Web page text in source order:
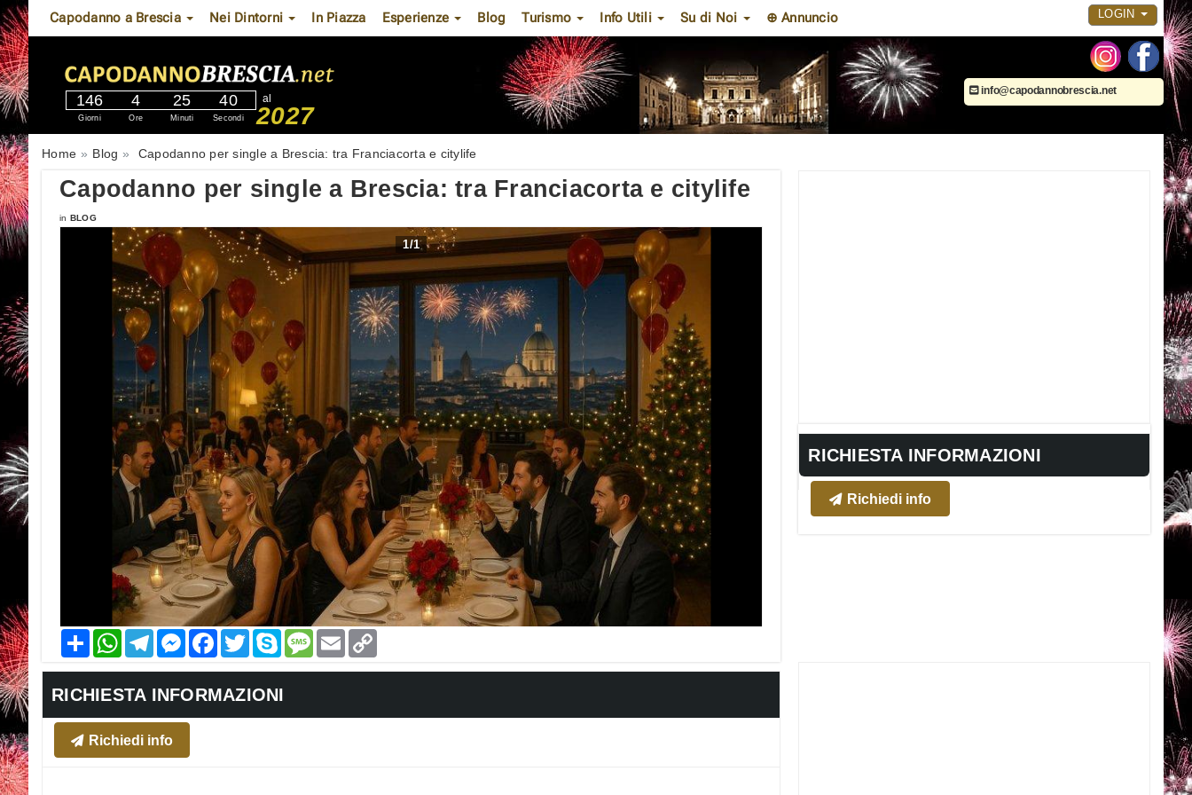
Capodanno a Brescia Nei Dintorni In Piazza Esperienze Blog Turismo Info Utili Su di Noi ⊕ Annuncio LOGIN
146
Giorni
4
Ore
25
Minuti
39
Secondi
al
2027
info@capodannobrescia.net
Home Blog Capodanno per single a Brescia: tra Franciacorta e citylife
Capodanno per single a Brescia: tra Franciacorta e citylife
in BLOG
1/1
CondividiWhatsAppTelegramMessenger
Facebook
TwitterSkypeMessage
Email
RICHIESTA INFORMAZIONI
Richiedi info
RICHIESTA INFORMAZIONI
Richiedi info